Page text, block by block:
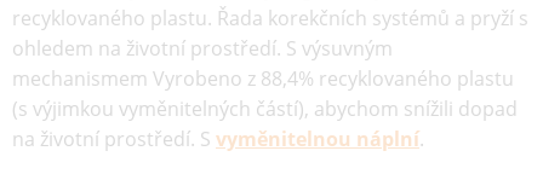
recyklovaného plastu. Řada korekčních systémů a pryží s
ohledem na životní prostředí. S výsuvným
mechanismem Vyrobeno z 88,4% recyklovaného plastu
(s výjimkou vyměnitelných částí), abychom snížili dopad
na životní prostředí. S vyměnitelnou náplní.